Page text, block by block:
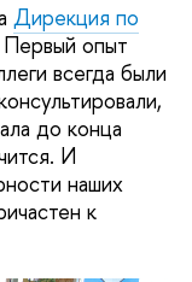
Дирекция по
Первый опыт
всегда были
до конца
И
наших
к